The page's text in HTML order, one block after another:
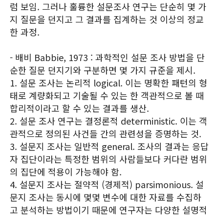
럼 보임. 그러나 훌륭한 설문조사 연구는 단순히 몇 가
지 질문을 던지고 그 결과를 집계하는 것 이상의 정교
한 과정.
- 배비 Babbie, 1973 : 과학적인 설문 조사 방법을 단
순한 질문 던지기와 구분하면 몇 가지 규준을 제시.
1. 설문 조사는 논리적 logical. 이는 명확한 패턴의 형
태로 계량화되고 기술될 수 있는 한 객관적으로 볼 때
합리적이라고 할 수 있는 결과를 생산.
2. 설문 조사 연구는 결정론적 deterministic. 이는 객
관적으로 정의된 사건들 간의 관련성을 증명하는 것.
3. 설문지 조사는 일반적 general. 조사의 결과는 응답
자 집단이라는 특정한 범위의 사람들보다 커다란 범위
의 집단에 적용이 가능해야 함.
4. 설문지 조사는 절약적 (경제적) parsimonious. 설
문지 조사는 동시에 몇몇 변수에 대한 자료를 수집하
고 분석하는 방법이기 때문에 연구자는 다양한 설명적